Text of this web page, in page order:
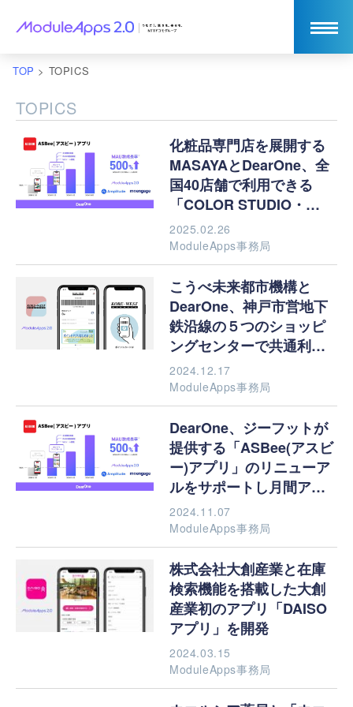
TOP > TOPICS
TOPICS
化粧品専門店を展開する
MASAYAとDearOne、全
国40店舗で利用できる
「COLOR STUDIO・
MASAYAアプリ」を共同
開発
2025.02.26
ModuleApps事務局
こうべ未来都市機構と
DearOne、神戸市営地下
鉄沿線の５つのショッピ
ングセンターで共通利用
ができるショッピングポ
イントサービス「神戸ウ
ェストメンバーズアプ
リ」を共同開発
2024.12.17
ModuleApps事務局
DearOne、ジーフットが
提供する「ASBee(アスビ
ー)アプリ」のリニューア
ルをサポートし月間アク
ティブユーザーが５倍に
大幅増！
2024.11.07
ModuleApps事務局
株式会社大創産業と在庫
検索機能を搭載した大創
産業初のアプリ「DAISO
アプリ」を開発
2024.03.15
ModuleApps事務局